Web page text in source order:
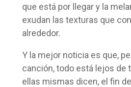
que está por llegar y la
exudan las texturas que
alrededor.
Y la mejor noticia es que,
canción, todo está lejos de
ellas mismas dicen, el fin